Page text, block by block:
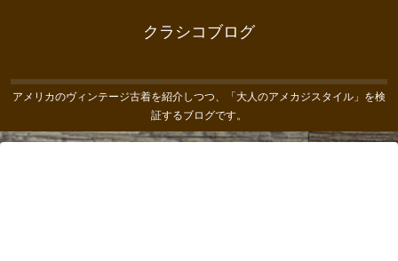
クラシコブログ
アメリカのヴィンテージ古着を紹介しつつ、「大人のアメカジスタイル」を検
証するブログです。